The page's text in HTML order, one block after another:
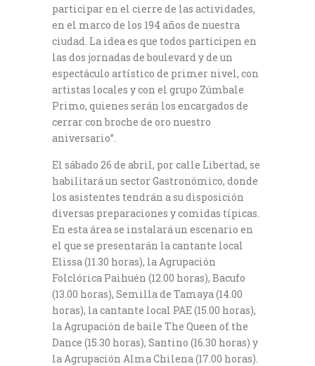
participar en el cierre de las actividades,
en el marco de los 194 años de nuestra
ciudad. La idea es que todos participen en
las dos jornadas de boulevard y de un
espectáculo artístico de primer nivel, con
artistas locales y con el grupo Zúmbale
Primo, quienes serán los encargados de
cerrar con broche de oro nuestro
aniversario”.
El sábado 26 de abril, por calle Libertad, se
habilitará un sector Gastronómico, donde
los asistentes tendrán a su disposición
diversas preparaciones y comidas típicas.
En esta área se instalará un escenario en
el que se presentarán la cantante local
Elissa (11.30 horas), la Agrupación
Folclórica Paihuén (12.00 horas), Bacufo
(13.00 horas), Semilla de Tamaya (14.00
horas), la cantante local PAE (15.00 horas),
la Agrupación de baile The Queen of the
Dance (15.30 horas), Santino (16.30 horas) y
la Agrupación Alma Chilena (17.00 horas).